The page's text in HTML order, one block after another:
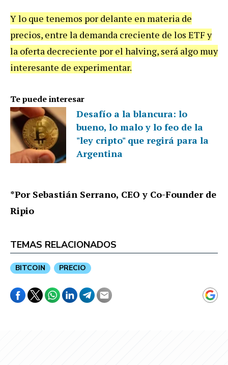
Y lo que tenemos por delante en materia de
precios, entre la demanda creciente de los ETF y
la oferta decreciente por el halving, será algo muy
interesante de experimentar.
Te puede interesar
Desafío a la blancura: lo
bueno, lo malo y lo feo de la
"ley cripto" que regirá para la
Argentina
*Por Sebastián Serrano, CEO y Co-Founder de
Ripio
TEMAS RELACIONADOS
BITCOIN PRECIO